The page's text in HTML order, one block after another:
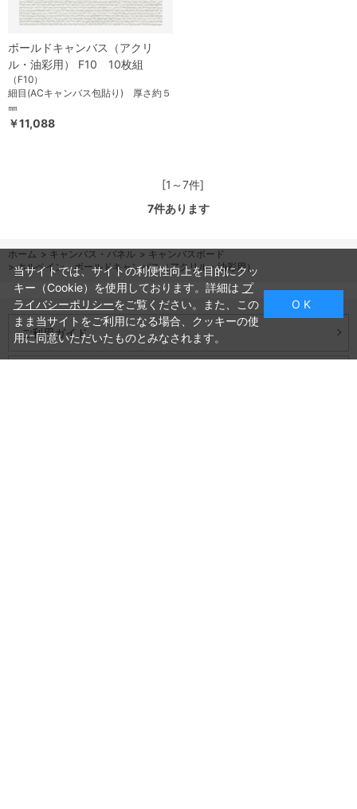
ボールドキャンバス（アクリ
ル・油彩用） F10 10枚組
（F10）
細目(ACキャンバス包貼り) 厚さ約５
㎜
￥11,088
[1～7件]
7件あります
ホーム > キャンバス・パネル > キャンバスボード
>ホルベイン ボールドキャンバス（アクリル・油彩用）
ご利用ガイド
当サイトでは、サイトの利便性向上を目的にクッ
キー（Cookie）を使用しております。詳細は プ
ライバシーポリシーをご覧ください。また、この
まま当サイトをご利用になる場合、クッキーの使
用に同意いただいたものとみなされます。
O K